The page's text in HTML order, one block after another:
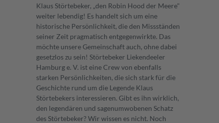
Klaus Störtebeker, „den Robin Hood der Meere"
weiter lebendig! Es handelt sich um eine
historische Persönlichkeit, die den Missständen
seiner Zeit pragmatisch entgegenwirkte. Das
möchte unsere Gemeinschaft auch, ohne dabei
gesetzlos zu sein! Störtebeker Liekendeeler
Hamburg e. V. ist eine Crew von ebenfalls
starken Persönlichkeiten, die sich stark für die
Geschichte rund um die Legende Klaus
Störtebekers interessieren. Gibt es ihn wirklich,
den legendären und sagenumwobenen Schatz
des Störtebeker? Wir wissen es nicht. Noch